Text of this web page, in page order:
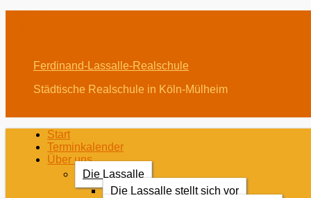
Ferdinand-Lassalle-Realschule
Städtische Realschule in Köln-Mülheim
Erstes
Menü
Zum
Inhalt:
Start
Terminkalender
Über uns
Die Lassalle
Die Lassalle stellt sich vor